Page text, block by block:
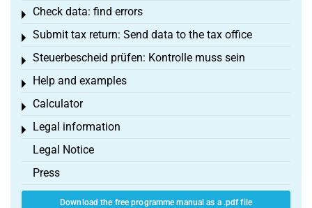
Check data: find errors
Toggle menu
Submit tax return: Send data to the tax office
Toggle menu
Steuerbescheid prüfen: Kontrolle muss sein
Toggle menu
Help and examples
Toggle menu
Calculator
Toggle menu
Legal information
Toggle menu
Legal Notice
Press
Download the free programme manual as a .pdf file